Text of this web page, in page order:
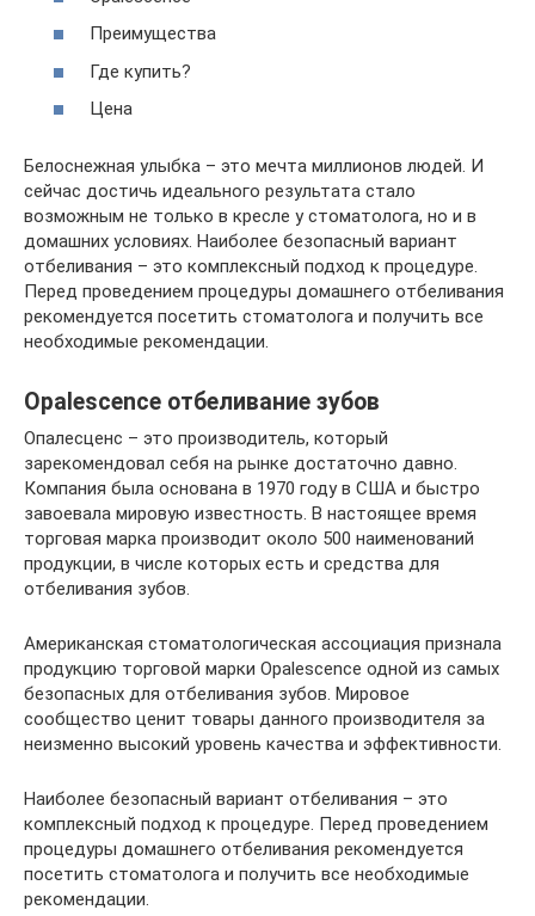
Преимущества
Где купить?
Цена
Белоснежная улыбка – это мечта миллионов людей. И
сейчас достичь идеального результата стало
возможным не только в кресле у стоматолога, но и в
домашних условиях. Наиболее безопасный вариант
отбеливания – это комплексный подход к процедуре.
Перед проведением процедуры домашнего отбеливания
рекомендуется посетить стоматолога и получить все
необходимые рекомендации.
Opalescence отбеливание зубов
Опалесценс – это производитель, который
зарекомендовал себя на рынке достаточно давно.
Компания была основана в 1970 году в США и быстро
завоевала мировую известность. В настоящее время
торговая марка производит около 500 наименований
продукции, в числе которых есть и средства для
отбеливания зубов.
Американская стоматологическая ассоциация признала
продукцию торговой марки Opalescence одной из самых
безопасных для отбеливания зубов. Мировое
сообщество ценит товары данного производителя за
неизменно высокий уровень качества и эффективности.
Наиболее безопасный вариант отбеливания – это
комплексный подход к процедуре. Перед проведением
процедуры домашнего отбеливания рекомендуется
посетить стоматолога и получить все необходимые
рекомендации.